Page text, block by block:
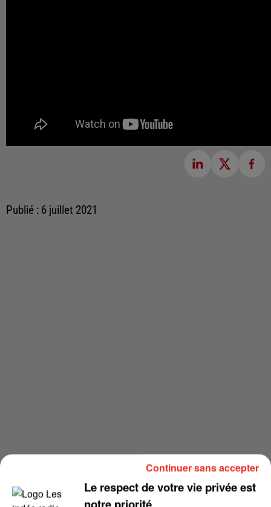
Publié : 6 juillet 2021
Le respect de votre vie privée est
notre priorité
Continuer sans accepter